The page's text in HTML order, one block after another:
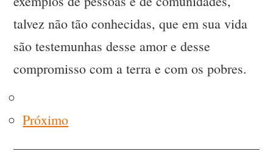
talvez não tão conhecidas, que em sua vida
são testemunhas desse amor e desse
compromisso com a terra e com os pobres.
Próximo